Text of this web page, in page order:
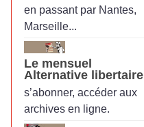
en passant par Nantes,
Marseille...
Le mensuel
Alternative libertaire
s’abonner, accéder aux
archives en ligne.